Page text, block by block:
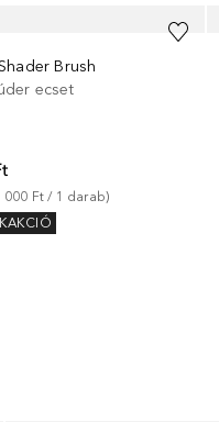
Brush
ecset
000 Ft / 1 darab)